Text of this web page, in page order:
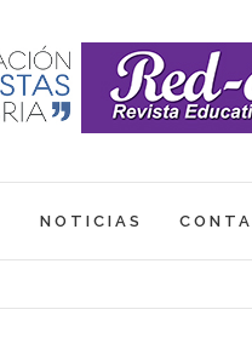
NOTICIAS